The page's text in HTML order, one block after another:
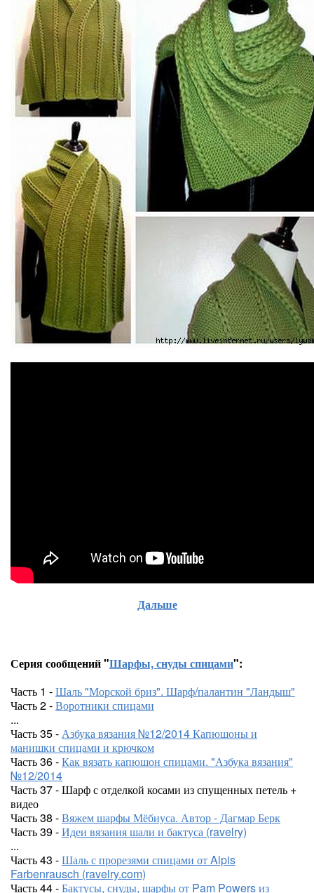
Дальше
Серия сообщений "Шарфы, снуды спицами":
Часть 1 -Шаль "Морской бриз". Шарф/палантин "Ландыш"
Часть 2 -Воротники спицами
...
Часть 35 -Азбука вязания №12/2014 Капюшоны и
манишки спицами и крючком
Часть 36 -Как вязать капюшон спицами. "Азбука вязания"
№12/2014
Часть 37 - Шарф с отделкой косами из спущенных петель +
видео
Часть 38 -Вяжем шарфы Мёбиуса. Автор - Дагмар Берк
Часть 39 -Идеи вязания шали и бактуса (ravelry)
...
Часть 43 -Шаль с прорезями спицами от Alpis
Farbenrausch (ravelry.com)
Часть 44 -Бактусы, снуды, шарфы от Pam Powers из